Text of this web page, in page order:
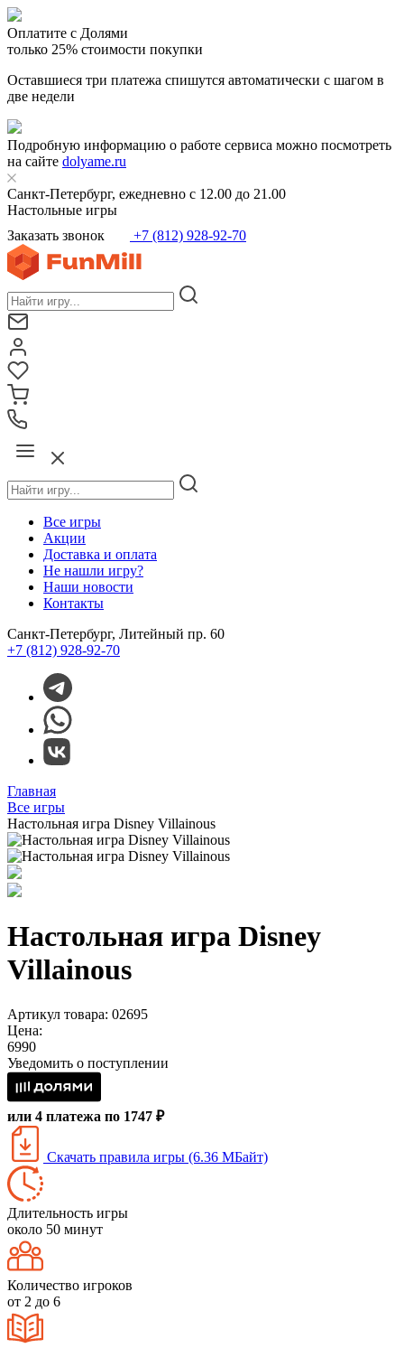
Оплатите с Долями
только 25% стоимости покупки
Оставшиеся три платежа спишутся автоматически с шагом в
две недели
Подробную информацию о работе сервиса можно посмотреть
на сайте dolyame.ru
Санкт-Петербург, ежедневно с 12.00 до 21.00
Настольные игры
Заказать звонок
+7 (812) 928-92-70
Все игры
Акции
Доставка и оплата
Не нашли игру?
Наши новости
Контакты
Санкт-Петербург, Литейный пр. 60
+7 (812) 928-92-70
Главная
Все игры
Настольная игра Disney Villainous
Настольная игра Disney
Villainous
Артикул товара: 02695
Цена:
6990
Уведомить о поступлении
или 4 платежа по 1747 ₽
Скачать правила игры (6.36 МБайт)
Длительность игры
около 50 минут
Количество игроков
от 2 до 6